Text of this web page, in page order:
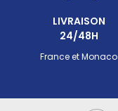
LIVRAISON
24/48H
France et Monaco